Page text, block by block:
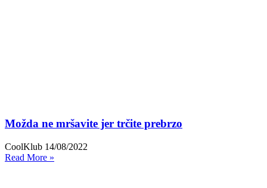
Možda ne mršavite jer trčite prebrzo
CoolKlub 14/08/2022
Read More »